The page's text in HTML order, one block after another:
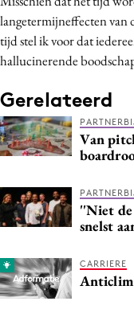
langetermijneffecten van
tijd stel ik voor dat
hallucinerende
Gerelateerd
Van
''Niet
snelst
CARRIERE